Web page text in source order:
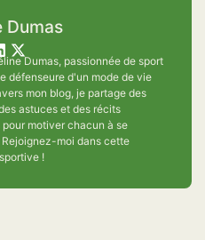
Dumas
Dumas, passionnée de sport
défenseure d'un mode de vie
mon blog, je partage des
astuces et des récits
motiver chacun à se
Rejoignez-moi dans cette
!